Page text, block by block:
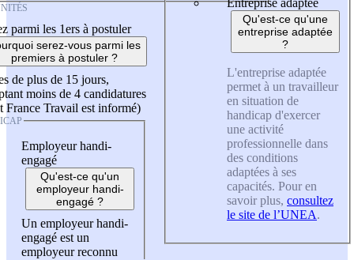
parmi les 1ers à postuler
serez-vous parmi les
premiers à postuler ?
de plus de 15 jours,
moins de 4 candidatures
France Travail est informé)
Employeur handi-
engagé
Qu'est-ce qu'un
employeur handi-
engagé ?
Un employeur handi-
engagé est un
employeur reconnu
Qu'est-ce qu'une
entreprise adaptée
?
L'entreprise adaptée
permet à un travailleur
en situation de
handicap d'exercer
une activité
professionnelle dans
des conditions
adaptées à ses
capacités. Pour en
savoir plus, consultez
le site de l’UNEA.